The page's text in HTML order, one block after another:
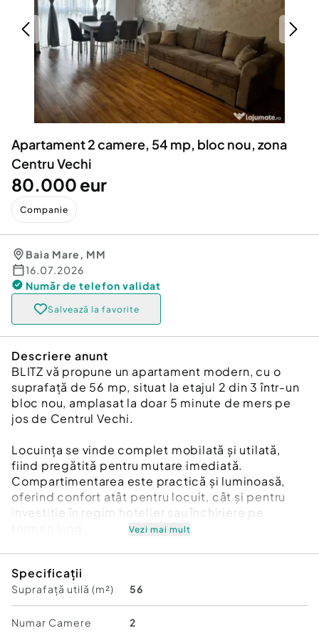
Servicii
Animale de companie
Afaceri și echipamente profesionale
Inchiriere Bunuri si Vehicule
Utilaje agricole si industriale
Piese auto si accesorii
Dacia Duster
Apartament 2 camere, 54 mp, bloc nou, zona
Centru Vechi
80.000 eur
Companie
Baia Mare, MM
16.07.2026
Număr de telefon validat
Salvează la favorite
Descriere anunt
BLITZ vă propune un apartament modern, cu o
suprafață de 56 mp, situat la etajul 2 din 3 într-un
bloc nou, amplasat la doar 5 minute de mers pe
jos de Centrul Vechi.
Locuința se vinde complet mobilată și utilată,
fiind pregătită pentru mutare imediată.
Compartimentarea este practică și luminoasă,
oferind confort atât pentru locuit, cât și pentru
investiție în regim hotelier sau închiriere pe
56 mp utili
Etaj 2/3
Bloc nou
Vezi mai mult
Specificații
Suprafață utilă (m²) 56
Numar Camere 2